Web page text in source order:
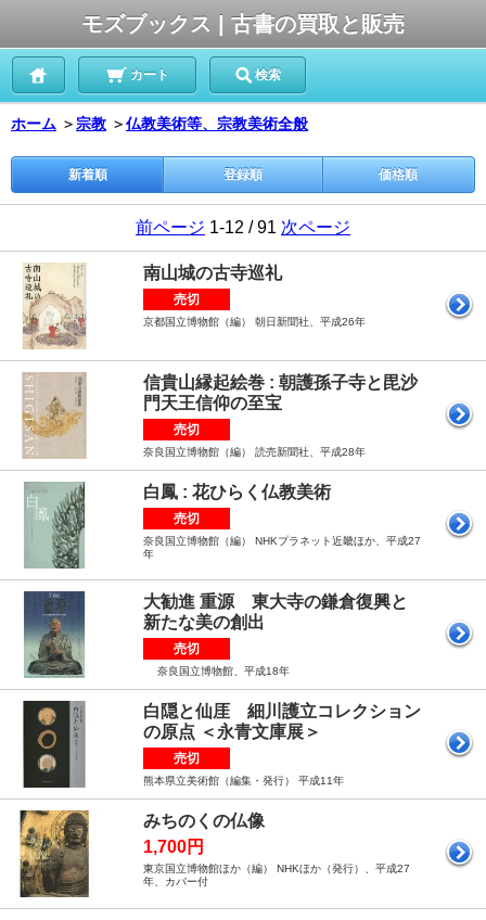
モズブックス | 古書の買取と販売
カート 検索
ホーム ＞ 宗教 ＞仏教美術等、宗教美術全般
新着順 登録順 価格順
前ページ 1-12 / 91 次ページ
南山城の古寺巡礼
売切
京都国立博物館（編） 朝日新聞社、平成26年
信貴山縁起絵巻 : 朝護孫子寺と毘沙
門天王信仰の至宝
売切
奈良国立博物館（編） 読売新聞社、平成28年
白鳳 : 花ひらく仏教美術
売切
奈良国立博物館（編） NHKプラネット近畿ほか、平成27
年
大勧進 重源 東大寺の鎌倉復興と
新たな美の創出
売切
奈良国立博物館、平成18年
白隠と仙厓 細川護立コレクション
の原点 ＜永青文庫展＞
売切
熊本県立美術館（編集・発行） 平成11年
みちのくの仏像
1,700円
東京国立博物館ほか（編） NHKほか（発行）、平成27
年、カバー付